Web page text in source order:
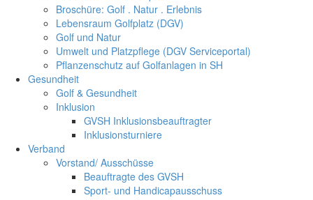
Broschüre: Golf . Natur . Erlebnis
Lebensraum Golfplatz (DGV)
Golf und Natur
Umwelt und Platzpflege (DGV Serviceportal)
Pflanzenschutz auf Golfanlagen in SH
Gesundheit
Golf & Gesundheit
Inklusion
GVSH Inklusionsbeauftragter
Inklusionsturniere
Verband
Vorstand/ Ausschüsse
Beauftragte des GVSH
Sport- und Handicapausschuss